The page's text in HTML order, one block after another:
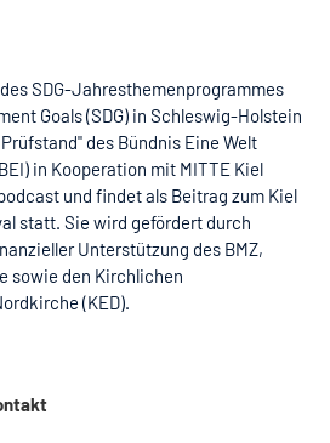
SDG-Jahresthemenprogrammes
Goals (SDG) in Schleswig-Holstein
des Bündnis Eine Welt
in Kooperation mit MITTE Kiel
und findet als Beitrag zum Kiel
statt. Sie wird gefördert durch
Unterstützung des BMZ,
sowie den Kirchlichen
(KED).